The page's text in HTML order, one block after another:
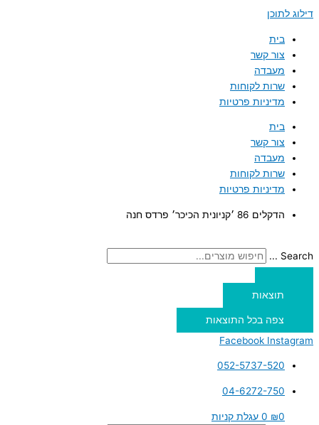
דילוג לתוכן
בית
צור קשר
מעבדה
שרות לקוחות
מדיניות פרטיות
בית
צור קשר
מעבדה
שרות לקוחות
מדיניות פרטיות
הדקלים 86 ׳קניונית הכיכר׳ פרדס חנה
Search ...
תוצאות
צפה בכל התוצאות
Facebook Instagram
052-5737-520
04-6272-750
₪0
0 עגלת קניות